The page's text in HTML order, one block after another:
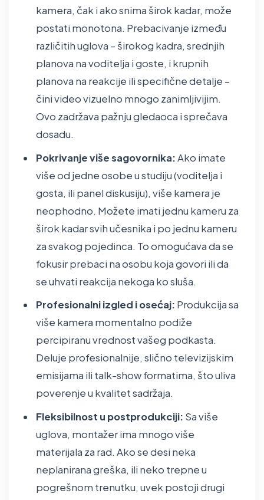
kamera, čak i ako snima širok kadar, može
postati monotona. Prebacivanje između
različitih uglova – širokog kadra, srednjih
planova na voditelja i goste, i krupnih
planova na reakcije ili specifične detalje –
čini video vizuelno mnogo zanimljivijim.
Ovo zadržava pažnju gledaoca i sprečava
dosadu.
Pokrivanje više sagovornika:Ako imate
više od jedne osobe u studiju (voditelja i
gosta, ili panel diskusiju), više kamera je
neophodno. Možete imati jednu kameru za
širok kadar svih učesnika i po jednu kameru
za svakog pojedinca. To omogućava da se
fokusir prebaci na osobu koja govori ili da
se uhvati reakcija nekoga ko sluša.
Profesionalni izgled i osećaj: Produkcija sa
više kamera momentalno podiže
percipiranu vrednost vašeg podkasta.
Deluje profesionalnije, slično televizijskim
emisijama ili talk-show formatima, što uliva
poverenje u kvalitet sadržaja.
Fleksibilnost u postprodukciji: Sa više
uglova, montažer ima mnogo više
materijala za rad. Ako se desi neka
neplanirana greška, ili neko trepne u
pogrešnom trenutku, uvek postoji drugi